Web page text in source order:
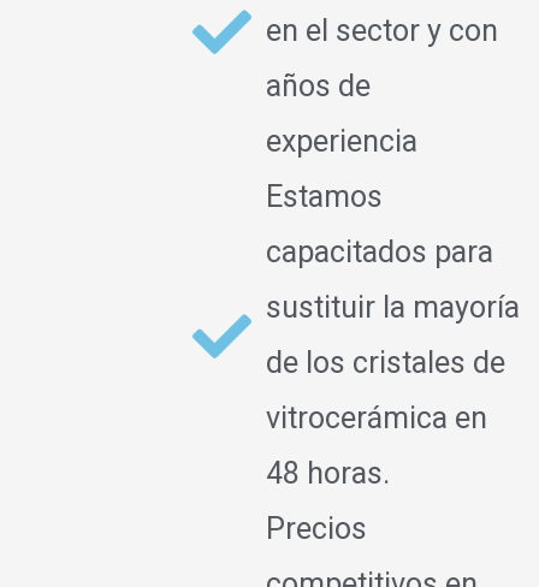
en el sector y con
años de
experiencia
Estamos
capacitados para
sustituir la mayoría
de los cristales de
vitrocerámica en
48 horas.
Precios